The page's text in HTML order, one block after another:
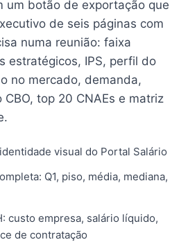
um botão de exportação que
de seis páginas com
numa reunião: faixa
estratégicos, IPS, perfil do
no mercado, demanda,
top 20 CNAEs e matriz
visual do Portal Salário
Q1, piso, média, mediana,
custo empresa, salário líquido,
de contratação